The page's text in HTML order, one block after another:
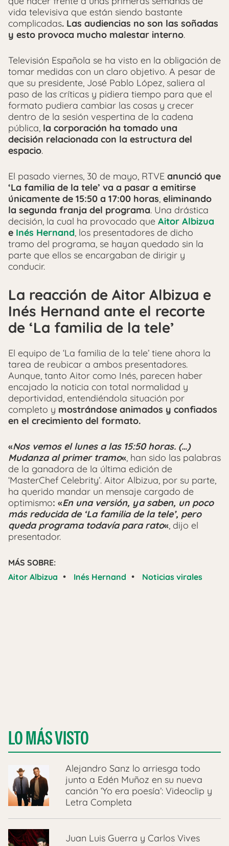
vida televisiva que están siendo bastante
complicadas. Las audiencias no son las soñadas
y esto provoca mucho malestar interno.
Televisión Española se ha visto en la obligación de
tomar medidas con un claro objetivo. A pesar de
que su presidente, José Pablo López, saliera al
paso de las críticas y pidiera tiempo para que el
formato pudiera cambiar las cosas y crecer
dentro de la sesión vespertina de la cadena
pública, la corporación ha tomado una
decisión relacionada con la estructura del
espacio.
El pasado viernes, 30 de mayo, RTVE anunció que
‘La familia de la tele’ va a pasar a emitirse
únicamente de 15:50 a 17:00 horas, eliminando
la segunda franja del programa. Una drástica
decisión, la cual ha provocado que Aitor Albizua
e Inés Hernand, los presentadores de dicho
tramo del programa, se hayan quedado sin la
parte que ellos se encargaban de dirigir y
conducir.
La reacción de Aitor Albizua e
Inés Hernand ante el recorte
de ‘La familia de la tele’
El equipo de ‘La familia de la tele’ tiene ahora la
tarea de reubicar a ambos presentadores.
Aunque, tanto Aitor como Inés, parecen haber
encajado la noticia con total normalidad y
deportividad, entendiéndola situación por
completo y mostrándose animados y confiados
en el crecimiento del formato.
«Nos vemos el lunes a las 15:50 horas. (…)
Mudanza al primer tramo«, han sido las palabras
de la ganadora de la última edición de
‘MasterChef Celebrity’. Aitor Albizua, por su parte,
ha querido mandar un mensaje cargado de
optimismo: «En una versión, ya saben, un poco
más reducida de ‘La familia de la tele’, pero
queda programa todavía para rato«, dijo el
presentador.
MÁS SOBRE:
Aitor Albizua • Inés Hernand • Noticias virales
LO MÁS VISTO
Alejandro Sanz lo arriesga todo
junto a Edén Muñoz en su nueva
canción ‘Yo era poesía’: Videoclip y
Letra Completa
Juan Luis Guerra y Carlos Vives